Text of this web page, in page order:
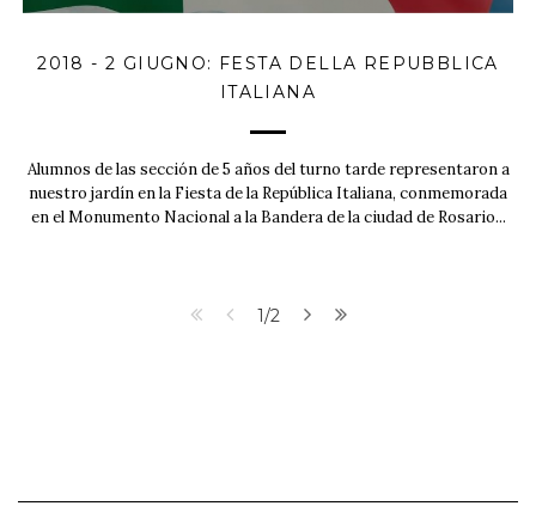
2018 - 2 GIUGNO: FESTA DELLA REPUBBLICA
ITALIANA
Alumnos de las sección de 5 años del turno tarde representaron a
nuestro jardín en la Fiesta de la República Italiana, conmemorada
en el Monumento Nacional a la Bandera de la ciudad de Rosario...
1/2